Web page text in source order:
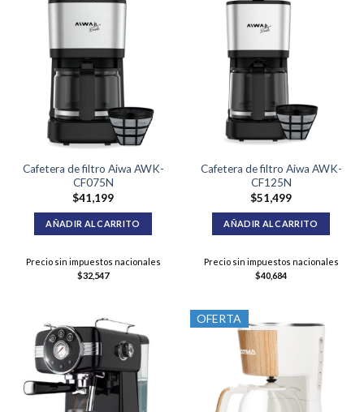
Cafetera de filtro Aiwa AWK-
CF075N
$41,199
AÑADIR AL CARRITO
Precio sin impuestos nacionales
$32,547
Cafetera de filtro Aiwa AWK-
CF125N
$51,499
AÑADIR AL CARRITO
Precio sin impuestos nacionales
$40,684
OFERTA